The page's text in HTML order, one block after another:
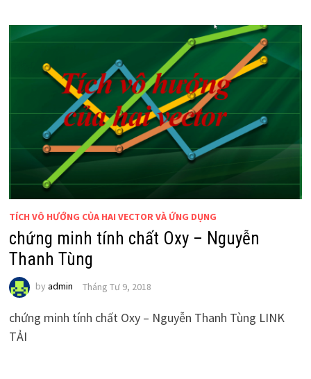
TÍCH VÔ HƯỚNG CỦA HAI VECTOR VÀ ỨNG DỤNG
chứng minh tính chất Oxy – Nguyễn
Thanh Tùng
by admin Tháng Tư 9, 2018
chứng minh tính chất Oxy – Nguyễn Thanh Tùng LINK
TẢI